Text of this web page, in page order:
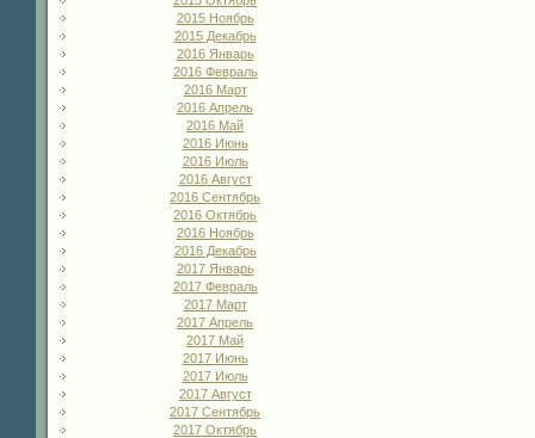
2015 Ноябрь
2015 Декабрь
2016 Январь
2016 Февраль
2016 Март
2016 Апрель
2016 Май
2016 Июнь
2016 Июль
2016 Август
2016 Сентябрь
2016 Октябрь
2016 Ноябрь
2016 Декабрь
2017 Январь
2017 Февраль
2017 Март
2017 Апрель
2017 Май
2017 Июнь
2017 Июль
2017 Август
2017 Сентябрь
2017 Октябрь